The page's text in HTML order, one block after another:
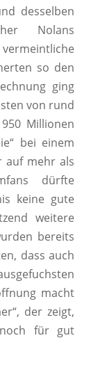
desselben
Nolans
so den
ging
von rund
Millionen
bei einem
auf mehr als
dürfte
keine gute
weitere
bereits
dass auch
macht
der zeigt,
für gut